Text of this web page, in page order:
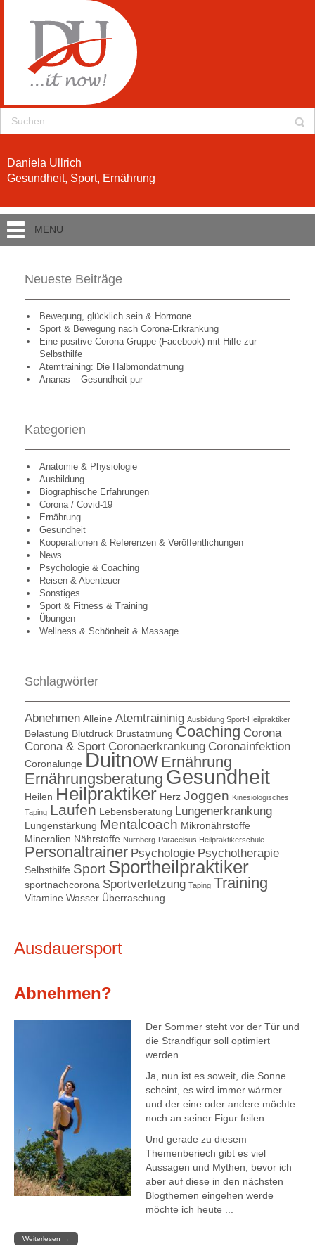
Daniela Ullrich
Gesundheit, Sport, Ernährung
MENU
Neueste Beiträge
Bewegung, glücklich sein & Hormone
Sport & Bewegung nach Corona-Erkrankung
Eine positive Corona Gruppe (Facebook) mit Hilfe zur
Selbsthilfe
Atemtraining: Die Halbmondatmung
Ananas – Gesundheit pur
Kategorien
Anatomie & Physiologie
Ausbildung
Biographische Erfahrungen
Corona / Covid-19
Ernährung
Gesundheit
Kooperationen & Referenzen & Veröffentlichungen
News
Psychologie & Coaching
Reisen & Abenteuer
Sonstiges
Sport & Fitness & Training
Übungen
Wellness & Schönheit & Massage
Schlagwörter
Abnehmen Alleine Atemtraininig Ausbildung Sport-Heilpraktiker
Belastung Blutdruck Brustatmung Coaching Corona
Corona & Sport Coronaerkrankung Coronainfektion
Coronalunge Duitnow Ernährung
Ernährungsberatung Gesundheit
Heilen Heilpraktiker Herz Joggen Kinesiologisches
Taping Laufen Lebensberatung Lungenerkrankung
Lungenstärkung Mentalcoach Mikronährstoffe
Mineralien Nährstoffe Nürnberg Paracelsus Heilpraktikerschule
Personaltrainer Psychologie Psychotherapie
Selbsthilfe Sport Sportheilpraktiker
sportnachcorona Sportverletzung Taping Training
Vitamine Wasser Überraschung
Ausdauersport
Abnehmen?
Der Sommer steht vor der Tür und
die Strandfigur soll optimiert
werden
Ja, nun ist es soweit, die Sonne
scheint, es wird immer wärmer
und der eine oder andere möchte
noch an seiner Figur feilen.
Und gerade zu diesem
Themenberiech gibt es viel
Aussagen und Mythen, bevor ich
aber auf diese in den nächsten
Blogthemen eingehen werde
möchte ich heute ...
Weiterlesen →